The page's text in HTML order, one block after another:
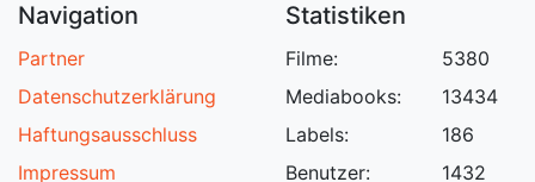
Navigation
Partner
Datenschutzerklärung
Haftungsausschluss
Impressum
Statistiken
Filme:
Mediabooks:
Labels:
Benutzer:
5380
13434
186
1432